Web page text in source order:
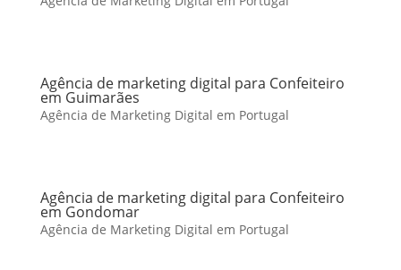
Agência de marketing digital para Confeiteiro
em Guimarães
Agência de Marketing Digital em Portugal
Agência de marketing digital para Confeiteiro
em Gondomar
Agência de Marketing Digital em Portugal